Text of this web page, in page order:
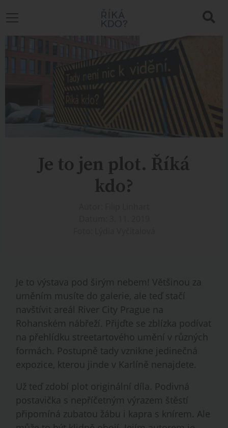
Je to jen plot. Říká
kdo?
Je to výstava pod širým nebem! Většinou za
uměním musíte do galerie, ale teď stačí
navštívit areál River City Prague na
Rohanském nábřeží. Přijďte se zblízka podívat
na přehlídku streetartového umění v různých
formách. Postupně tady vznikne jedinečná
expozice, kterou jinde v Karlíně nenajdete.
Už teď zdobí plot originální díla. Podivná
postavička s nepříčetným výrazem štěstí
připomíná zubatou žábu i kapra s knírem. Ale